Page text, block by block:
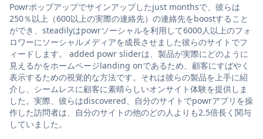
Powrポップアップでサインアップしたjust monthsで、彼らは
250％以上（600以上の実際の連絡先）の連絡先をboostすること
ができ、steadilyはpowrソーシャルを利用して6000人以上のフォ
ロワーにソーシャルメディアを成長させました彼らのサイトでフ
ィードします。 added powr sliderは、製品が実際にどのように
見えるかをホームページlanding onであるため、顧客にすばやく
表示するための視覚的な方法です。それは彼らの製品を上手に紹
介し、シームレスに顧客に素晴らしいオンサイト体験を提供しま
した。実際、彼らはdiscovered、自分のサイトでpowrアプリを操
作した訪問者は、自分のサイトの他のどの人よりも2.5倍長く関与
していました。